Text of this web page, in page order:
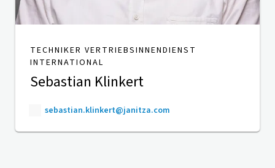
TECHNIKER VERTRIEBSINNENDIENST
INTERNATIONAL
Sebastian Klinkert
sebastian.klinkert@janitza.com